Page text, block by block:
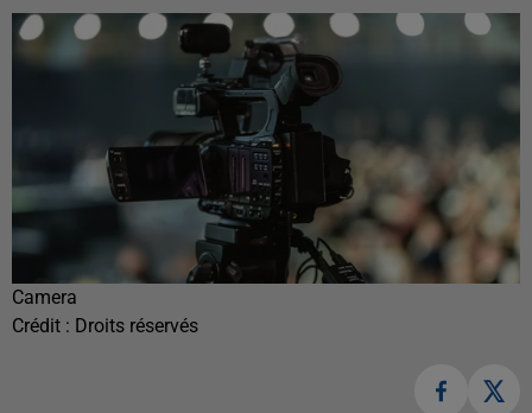
Camera
Crédit : Droits réservés